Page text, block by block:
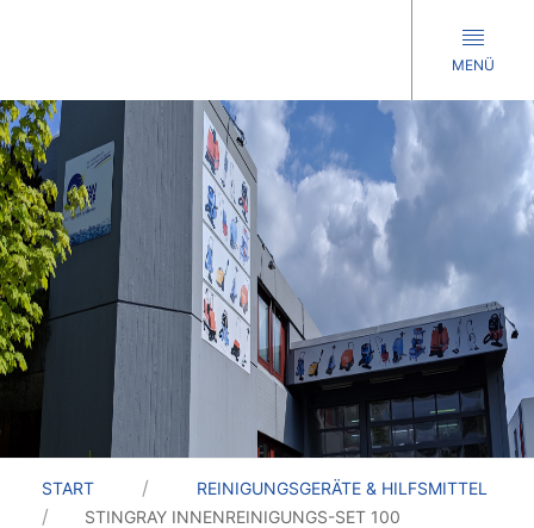
MENÜ
START
REINIGUNGSGERÄTE & HILFSMITTEL
STINGRAY INNENREINIGUNGS-SET 100